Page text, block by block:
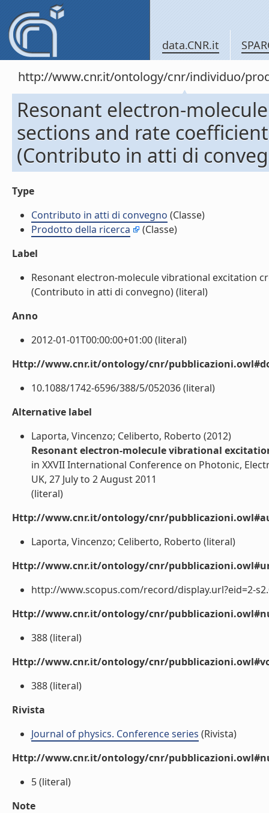
data.CNR.it
http://www.cnr.it/ontology/cnr/individuo/
Resonant electron-
sections and rate
(Contributo in atti di
Type
Contributo in atti di convegno (Classe)
Prodotto della ricerca
(Classe)
Label
Resonant electron-molecule vibrational excitation
(Contributo in atti di convegno) (literal)
Anno
2012-01-01T00:00:00+01:00 (literal)
Http://www.cnr.it/ontology/cnr/
10.1088/1742-6596/388/5/052036 (literal)
Alternative label
Laporta, Vincenzo; Celiberto, Roberto (2012)
Resonant electron-molecule vibrational
in XXVII International Conference on Photonic,
UK, 27 July to 2 August 2011
(literal)
Http://www.cnr.it/ontology/cnr/
Laporta, Vincenzo; Celiberto, Roberto (literal)
Http://www.cnr.it/ontology/cnr/
http://www.scopus.com/record/display.url?eid=2-
Http://www.cnr.it/ontology/cnr/
388 (literal)
Http://www.cnr.it/ontology/cnr/
388 (literal)
Rivista
Journal of physics. Conference series (Rivista)
Http://www.cnr.it/ontology/cnr/
5 (literal)
Note